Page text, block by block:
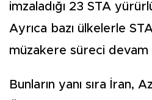
imzaladığı 23 STA
Ayrıca bazı ülkelerle
müzakere süreci
Bunların yanı sıra İran,